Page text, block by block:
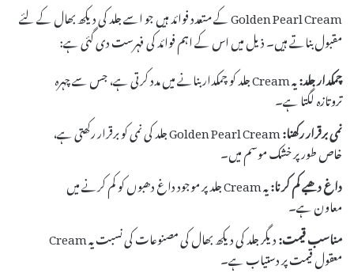
Golden Pearl Cream کے متعدد فوائد ہیں جو اسے جلد کی دیکھ بھال کے لئے
مقبول بناتے ہیں۔ ذیل میں اس کے اہم فوائد کی فہرست دی گئی ہے:
چمکدار جلد:
یہ Cream جلد کو چمکدار بنانے میں مدد کرتی ہے، جس سے چہرہ
تروتازہ لگتا ہے۔
نمی برقرار رکھنا:
Golden Pearl Cream جلد کی نمی کو برقرار رکھتی ہے،
خاص طور پر خشک موسم میں۔
داغ دھبے کم کرنا:
یہ Cream جلد پر موجود داغ دھبوں کو کم کرنے میں
معاون ہے۔
مناسب قیمت:
دیگر جلد کی دیکھ بھال کی مصنوعات کی نسبت یہ Cream
معقول قیمت پر دستیاب ہے۔